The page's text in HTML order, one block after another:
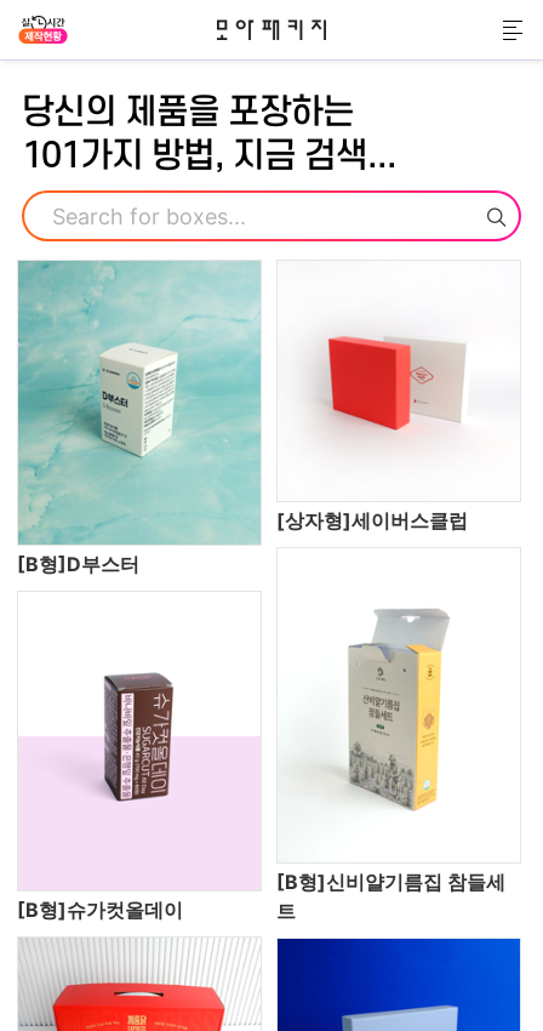
모아패키지
메
당신의 제품을 포장하는
101가지 방법, 지금 검색...
검색
[B형]D부스터
[상자형]세이버스클럽
[B형]슈가컷올데이
[B형]신비얄기름집 참들세
트